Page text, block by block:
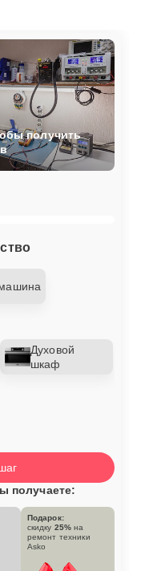
Духовой
шкаф
получить
получаете:
Подарок:
скидку 25% на
ремонт техники
Asko